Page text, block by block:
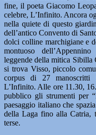
fine, il poeta Giacomo
celebre, L’Infinito. Ancora
nella quiete di questo
dell’antico Convento di
dolci colline marchigiane e
montuoso
leggende della mitica Sibilla
si trova Visso, piccolo
corpus di 27 manoscritti
L’Infinito. Alle ore 11.30,
pubblico gli strumenti per
paesaggio italiano che
della Laga fino alla Catria,
terse.